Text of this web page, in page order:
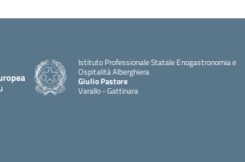
Istituto Professionale Statale Enogastronomia e
Ospitalità Alberghiera
Giulio Pastore
Varallo - Gattinara